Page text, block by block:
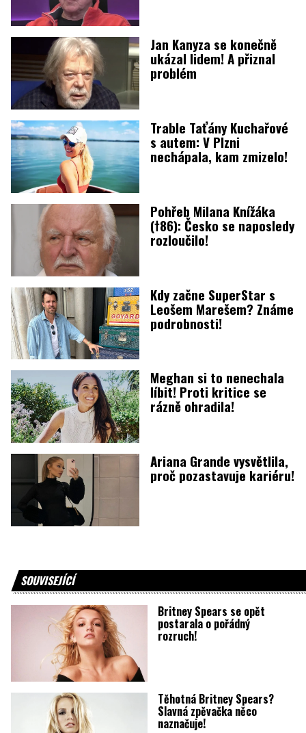
Jan Kanyza se konečně
ukázal lidem! A přiznal
problém
Trable Taťány Kuchařové
s autem: V Plzni
nechápala, kam zmizelo!
Pohřeb Milana Knížáka
(†86): Česko se naposledy
rozloučilo!
Kdy začne SuperStar s
Leošem Marešem? Známe
podrobnosti!
Meghan si to nenechala
líbit! Proti kritice se
rázně ohradila!
Ariana Grande vysvětlila,
proč pozastavuje kariéru!
SOUVISEJÍCÍ
Britney Spears se opět
postarala o pořádný
rozruch!
Těhotná Britney Spears?
Slavná zpěvačka něco
naznačuje!